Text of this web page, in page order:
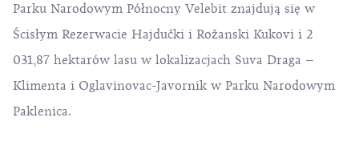
Parku Narodowym Północny Velebit znajdują się w
Ścisłym Rezerwacie Hajdučki i Rožanski Kukovi i 2
031,87 hektarów lasu w lokalizacjach Suva Draga –
Klimenta i Oglavinovac-Javornik w Parku Narodowym
Paklenica.